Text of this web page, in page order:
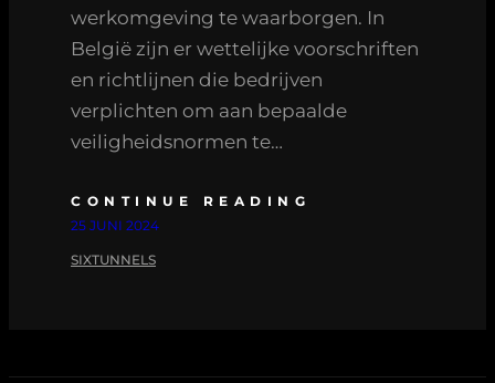
werkomgeving te waarborgen. In
België zijn er wettelijke voorschriften
en richtlijnen die bedrijven
verplichten om aan bepaalde
veiligheidsnormen te…
CONTINUE READING
25 JUNI 2024
SIXTUNNELS